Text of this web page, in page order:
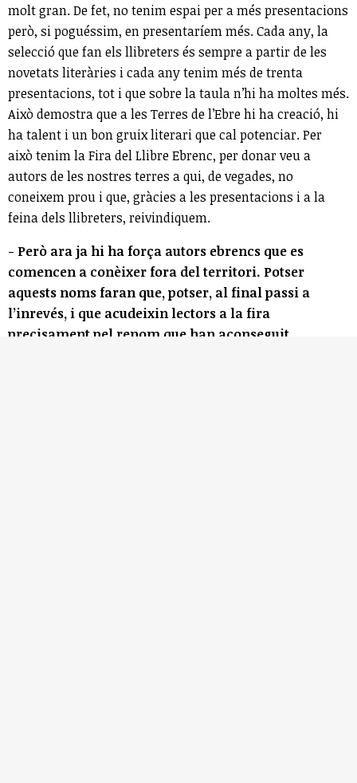
molt gran. De fet, no tenim espai per a més presentacions
però, si poguéssim, en presentaríem més. Cada any, la
selecció que fan els llibreters és sempre a partir de les
novetats literàries i cada any tenim més de trenta
presentacions, tot i que sobre la taula n’hi ha moltes més.
Això demostra que a les Terres de l’Ebre hi ha creació, hi
ha talent i un bon gruix literari que cal potenciar. Per
això tenim la Fira del Llibre Ebrenc, per donar veu a
autors de les nostres terres a qui, de vegades, no
coneixem prou i que, gràcies a les presentacions i a la
feina dels llibreters, reivindiquem.
- Però ara ja hi ha força autors ebrencs que es
comencen a conèixer fora del territori. Potser
aquests noms faran que, potser, al final passi a
l’inrevés, i que acudeixin lectors a la fira
precisament pel renom que han aconseguit...